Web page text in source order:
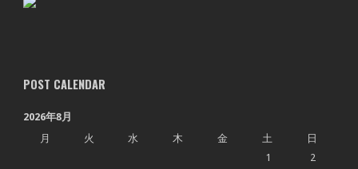
POST CALENDAR
2026年8月
月
火 水 木 金 土
日
1
2